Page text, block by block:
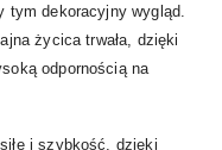
tym dekoracyjny wygląd.
życica trwała, dzięki
odpornością na
i szybkość, dzięki